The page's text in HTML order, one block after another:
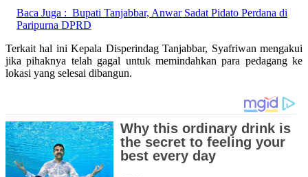
Baca Juga : Bupati Tanjabbar, Anwar Sadat Pidato Perdana di
Paripurna DPRD
Terkait hal ini Kepala Disperindag Tanjabbar, Syafriwan mengakui
jika pihaknya telah gagal untuk memindahkan para pedagang ke
lokasi yang selesai dibangun.